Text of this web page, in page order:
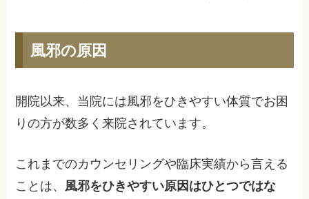
風邪の原因
開院以来、当院には風邪をひきやすい体質でお困
りの方が数多く来院されています。
これまでのカウンセリングや臨床実績から言える
ことは、 風邪をひきやすい原因はひとつではな